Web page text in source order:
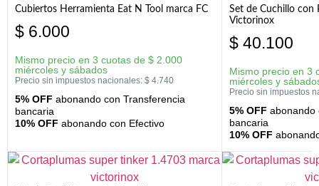
Cubiertos Herramienta Eat N Tool marca FC
$ 6.000
Mismo precio en 3 cuotas de $ 2.000
miércoles y sábados
Precio sin impuestos nacionales: $ 4.740
5% OFF abonando con Transferencia
bancaria
10% OFF abonando con Efectivo
Set de Cuchillo con
Victorinox
$ 40.100
Mismo precio en 3
miércoles y
Precio sin impuestos
5% OFF abonando
bancaria
10% OFF